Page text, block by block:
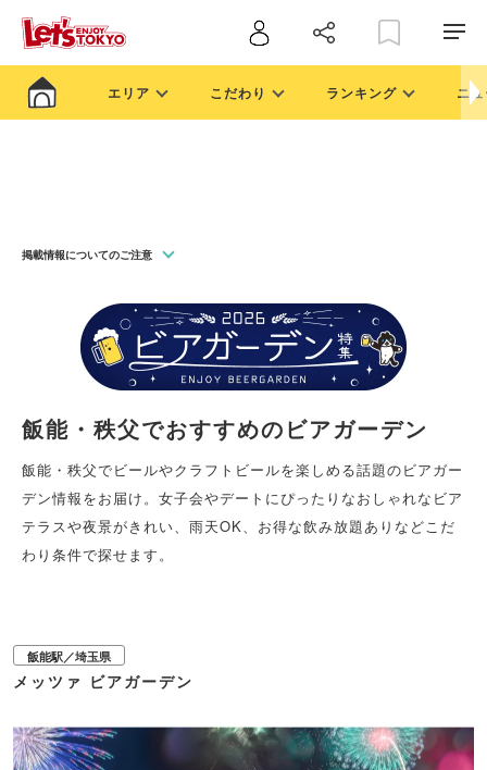
エリア こだわり ランキング ニ
掲載情報についてのご注意
飯能・秩父でおすすめのビアガーデン
飯能・秩父でビールやクラフトビールを楽しめる話題のビアガー
デン情報をお届け。女子会やデートにぴったりなおしゃれなビア
テラスや夜景がきれい、雨天OK、お得な飲み放題ありなどこだ
わり条件で探せます。
飯能駅／埼玉県
メッツァ ビアガーデン